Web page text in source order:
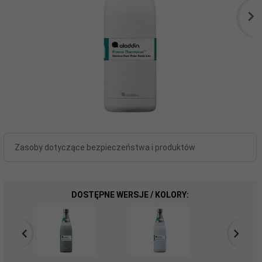
Zasoby dotyczące bezpieczeństwa i produktów
DOSTĘPNE WERSJE / KOLORY: